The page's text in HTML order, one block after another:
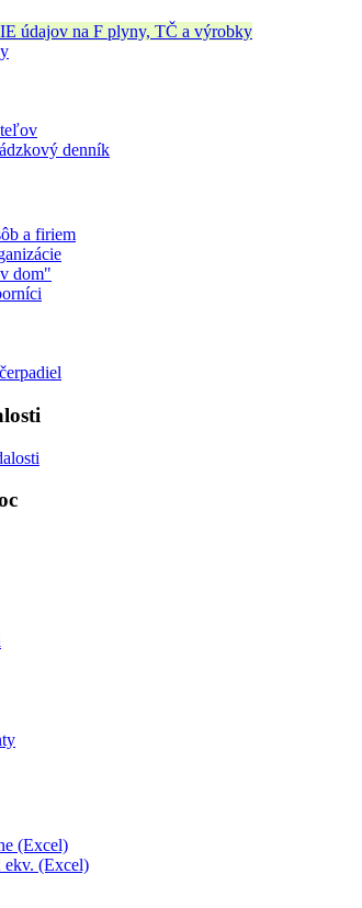
údajov na F plyny, TČ a výrobky
denník
a firiem
dom"
(Excel)
(Excel)